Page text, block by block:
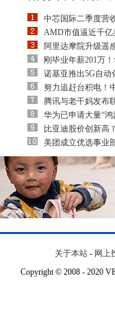
中芯国际二季度营
AMD市值逼近千亿
阿里达摩院升级遥
刚毕业年薪201万
诺基亚推出5G自动
努力追赶台积电！
腾讯与老干妈发布
华为已申请大量“
比亚迪股价创新高
美团成立优选事业
关于本站 - 网上
Copyright © 2008 - 2020